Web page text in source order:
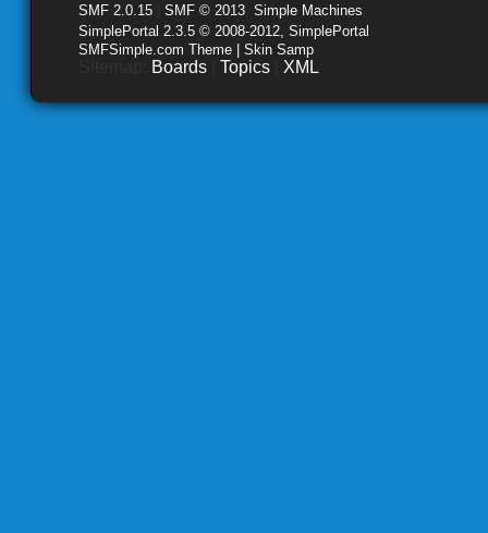
SMF 2.0.15 SMF © 2013 Simple Machines
SimplePortal 2.3.5 © 2008-2012, SimplePortal
SMFSimple.com Theme | Skin Samp
Boards Topics XML